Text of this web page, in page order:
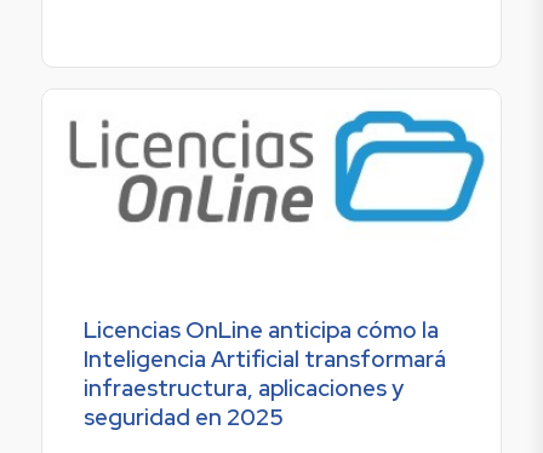
Licencias OnLine anticipa cómo la
Inteligencia Artificial transformará
infraestructura, aplicaciones y
seguridad en 2025